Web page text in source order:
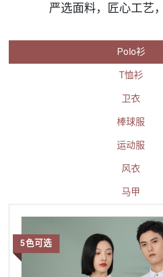
严选面料，匠心工艺
Polo衫
T恤衫
卫衣
棒球服
运动服
风衣
马甲
5色可选